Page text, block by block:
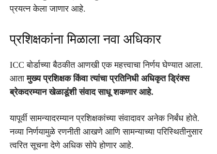
प्रयत्न केला जाणार आहे.
प्रशिक्षकांना मिळाला नवा अधिकार
ICC बोर्डाच्या बैठकीत आणखी एक महत्त्वाचा निर्णय घेण्यात आला.
आतामुख्य प्रशिक्षक किंवा त्यांचा प्रतिनिधी अधिकृत ड्रिंक्स
ब्रेकदरम्यान खेळाडूंशी संवाद साधू शकणार आहे.
यापूर्वी सामन्यादरम्यान प्रशिक्षकांच्या संवादावर अनेक निर्बंध होते.
नव्या निर्णयामुळे रणनीती आखणे आणि सामन्याच्या परिस्थितीनुसार
त्वरित सूचना देणे अधिक सोपे होणार आहे.